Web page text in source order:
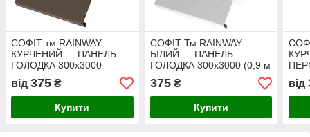
СОФІТ тм RAINWAY —
КУРЧЕНИЙ — ПАНЕЛЬ
ГОЛОДКА 300х3000
від 375 ₴
Купити
СОФІТ Тм RAINWAY —
БІЛИЙ — ПАНЕЛЬ
ГОЛОДКА 300х3000 (0,9 м
375₴
Купити
від